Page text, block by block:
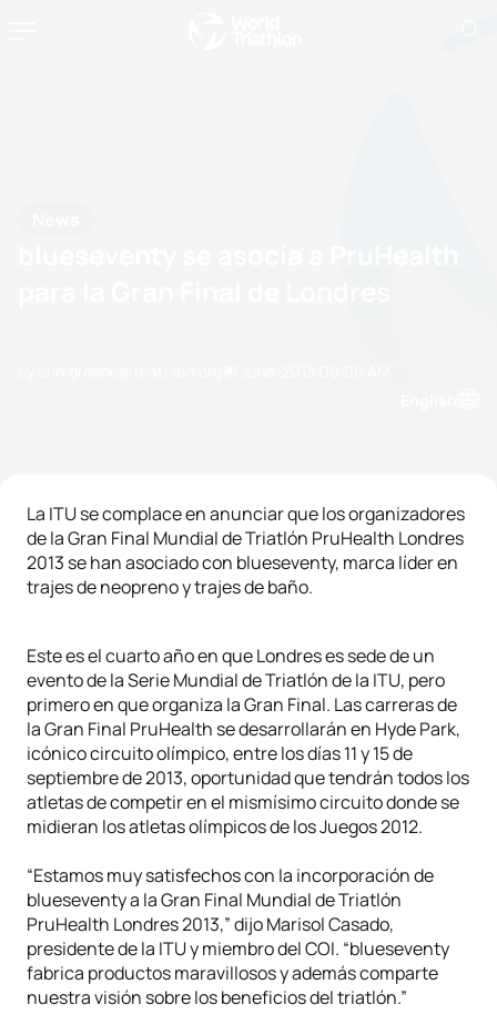
La ITU se complace en anunciar que los organizadores
de la Gran Final Mundial de Triatlón PruHealth Londres
2013 se han asociado con blueseventy, marca líder en
trajes de neopreno y trajes de baño.
Este es el cuarto año en que Londres es sede de un
evento de la Serie Mundial de Triatlón de la ITU, pero
primero en que organiza la Gran Final. Las carreras de
la Gran Final PruHealth se desarrollarán en Hyde Park,
icónico circuito olímpico, entre los días 11 y 15 de
septiembre de 2013, oportunidad que tendrán todos los
atletas de competir en el mismísimo circuito donde se
midieran los atletas olímpicos de los Juegos 2012.
“Estamos muy satisfechos con la incorporación de
blueseventy a la Gran Final Mundial de Triatlón
PruHealth Londres 2013,” dijo Marisol Casado,
presidente de la ITU y miembro del COI. “blueseventy
fabrica productos maravillosos y además comparte
nuestra visión sobre los beneficios del triatlón.”